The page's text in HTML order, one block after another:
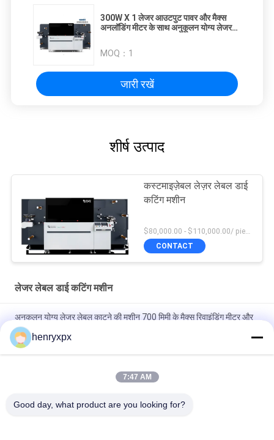
300W X 1 लेजर आउटपुट पावर और मैक्स
अनलॉडिंग मीटर के साथ अनुकूलन योग्य लेजर
MOQ： 1
जारी रखें
शीर्ष उत्पाद
कस्टमाइज़ेबल लेज़र लेबल डाई
कटिंग मशीन
$80,000.00 - $110,000.00/ piece MOQ:1
CONTACT
लेजर लेबल डाई कटिंग मशीन
अनुकूलन योग्य लेजर लेबल काटने की मशीन 700 मिमी के मैक्स रिवाइंडिंग मीटर और
350 मिमी की मरम्मत काटने की चौड़ाई के साथ
300W X 1 लेजर आउटपुट पावर और मैक्स अनलॉडिंग मीटर के साथ अनुकूलन योग्य
लेजर लेबल डाई कटर आपकी आवश्यकताओं के अनुसार
इलेक्ट्रिक आंख ट्रिगर 30m/min अधिकतम गति
henryxpx
7:47 AM
Good day, what product are you looking for?